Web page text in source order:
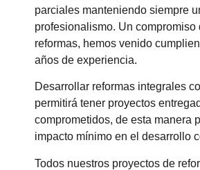
parciales manteniendo siempre
profesionalismo. Un compromiso
reformas, hemos venido
años de experiencia.
Desarrollar reformas integrales
permitirá tener proyectos
comprometidos, de esta manera
impacto mínimo en el desarrollo
Todos nuestros proyectos de